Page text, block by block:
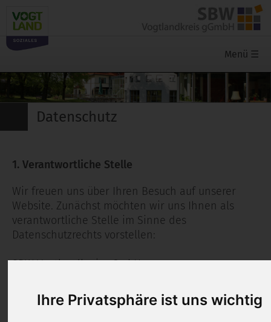
Ihre Privatsphäre ist uns wichtig
Menü ☰
Datenschutz
1. Verantwortliche Stelle
Wir freuen uns über Ihren Besuch auf unserer
Website. Zunächst möchten wir uns Ihnen als
verantwortliche Stelle im Sinne des
Datenschutzrechts vorstellen:
SBW Vogtlandkreis gGmbH
Robert-Koch-Str.1
08547 Plauen OT Jößnitz